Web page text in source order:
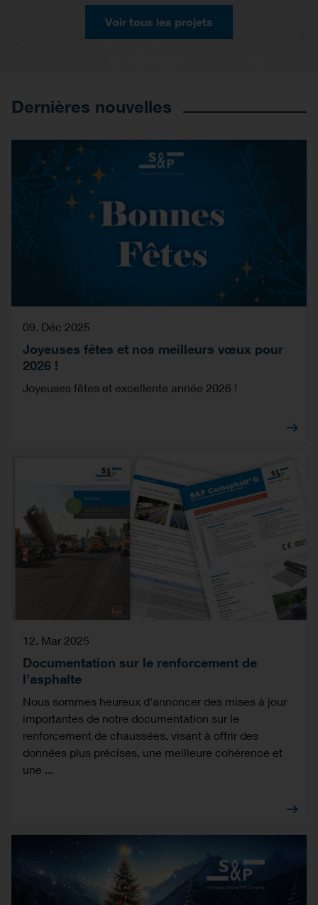
Voir tous les projets
Dernières nouvelles
09. Déc 2025
Joyeuses fêtes et nos meilleurs vœux pour
2026 !
Joyeuses fêtes et excellente année 2026 !
12. Mar 2025
Documentation sur le renforcement de
l'asphalte
Nous sommes heureux d'annoncer des mises à jour
importantes de notre documentation sur le
renforcement de chaussées, visant à offrir des
données plus précises, une meilleure cohérence et
une ...